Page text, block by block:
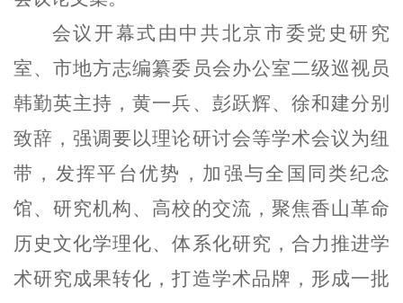
会议开幕式由中共北京市委党史研究
室、市地方志编纂委员会办公室二级巡视员
韩勤英主持，黄一兵、彭跃辉、徐和建分别
致辞，强调要以理论研讨会等学术会议为纽
带，发挥平台优势，加强与全国同类纪念
馆、研究机构、高校的交流，聚焦香山革命
历史文化学理化、体系化研究，合力推进学
术研究成果转化，打造学术品牌，形成一批